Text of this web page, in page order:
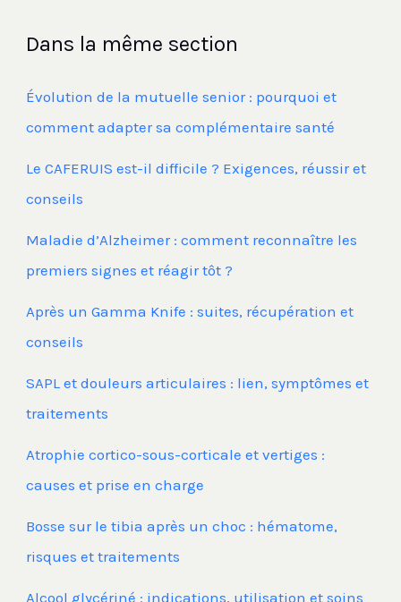
Dans la même section
Évolution de la mutuelle senior : pourquoi et
comment adapter sa complémentaire santé
Le CAFERUIS est-il difficile ? Exigences, réussir et
conseils
Maladie d’Alzheimer : comment reconnaître les
premiers signes et réagir tôt ?
Après un Gamma Knife : suites, récupération et
conseils
SAPL et douleurs articulaires : lien, symptômes et
traitements
Atrophie cortico-sous-corticale et vertiges :
causes et prise en charge
Bosse sur le tibia après un choc : hématome,
risques et traitements
Alcool glycériné : indications, utilisation et soins